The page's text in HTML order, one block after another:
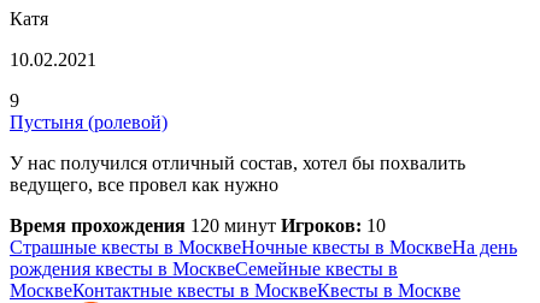
Катя
10.02.2021
9
Пустыня (ролевой)
У нас получился отличный состав, хотел бы похвалить
ведущего, все провел как нужно
Время прохождения 120 минут Игроков: 10
Страшные квесты в МосквеНочные квесты в МосквеНа день
рождения квесты в МосквеСемейные квесты в
МосквеКонтактные квесты в МосквеКвесты в Москве